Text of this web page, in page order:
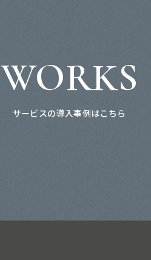
WORKS
サービスの導入事例はこちら